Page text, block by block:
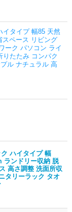
イタイプ 幅85 天然
ペース リビング
ーク パソコン ライ
りたたみ コンパク
ル ナチュラル 高
ハイタイプ 幅
ランドリー収納 脱
高さ調整 洗面所収
タリーラック タオ